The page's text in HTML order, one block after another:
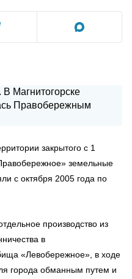
закрытого с 1
земельные
с октября 2005 года по
производство из
в
«Левобережное», в ходе
города обманным путем и